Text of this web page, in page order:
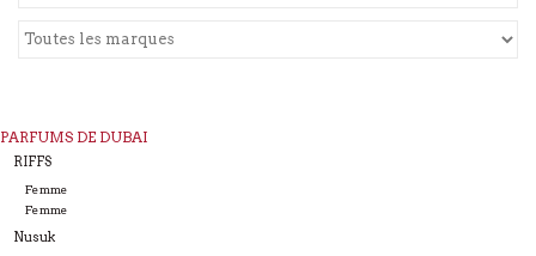
PARFUMS DE DUBAI
RIFFS
Femme
Femme
Nusuk